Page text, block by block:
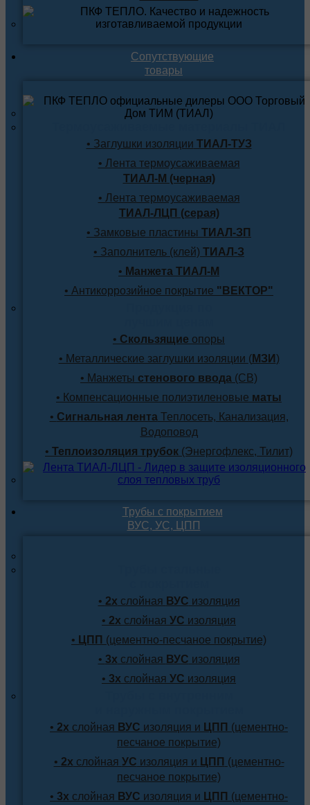
Сопутствующие
товары
• Заглушки изоляции ТИАЛ-ТУЗ
• Лента термоусаживаемая
ТИАЛ-М (черная)
• Лента термоусаживаемая
ТИАЛ-ЛЦП (серая)
• Замковые пластины ТИАЛ-ЗП
• Заполнитель (клей) ТИАЛ-З
• Манжета ТИАЛ-М
• Антикоррозийное покрытие "ВЕКТОР"
• Скользящие опоры
• Металлические заглушки изоляции (МЗИ )
• Манжеты стенового ввода (СВ)
• Компенсационные полиэтиленовые маты
• Сигнальная лентаТеплосеть, Канализация,
Водоповод
• Теплоизоляция трубок (Энергофлекс, Тилит)
Трубы с покрытием
ВУС, УС, ЦПП
• 2х слойная ВУС изоляция
• 2х слойная УС изоляция
• ЦПП (цементно-песчаное покрытие)
• 3х слойная ВУС изоляция
• 3х слойная УС изоляция
• 2х слойная ВУС изоляция и ЦПП (цементно-
песчаное покрытие)
• 2х слойная УС изоляция и ЦПП (цементно-
песчаное покрытие)
• 3х слойная ВУС изоляция и ЦПП (цементно-